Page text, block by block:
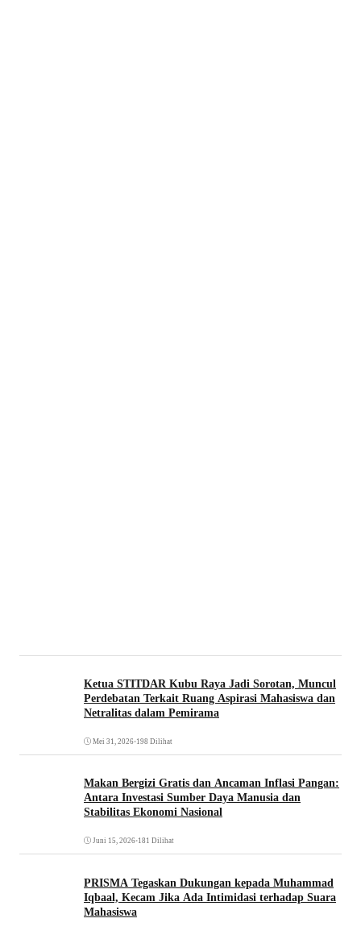
Ketua STITDAR Kubu Raya Jadi Sorotan, Muncul
Perdebatan Terkait Ruang Aspirasi Mahasiswa dan
Netralitas dalam Pemirama
Mei 31, 2026•198 Dilihat
Makan Bergizi Gratis dan Ancaman Inflasi Pangan:
Antara Investasi Sumber Daya Manusia dan
Stabilitas Ekonomi Nasional
Juni 15, 2026•181 Dilihat
PRISMA Tegaskan Dukungan kepada Muhammad
Iqbaal, Kecam Jika Ada Intimidasi terhadap Suara
Mahasiswa